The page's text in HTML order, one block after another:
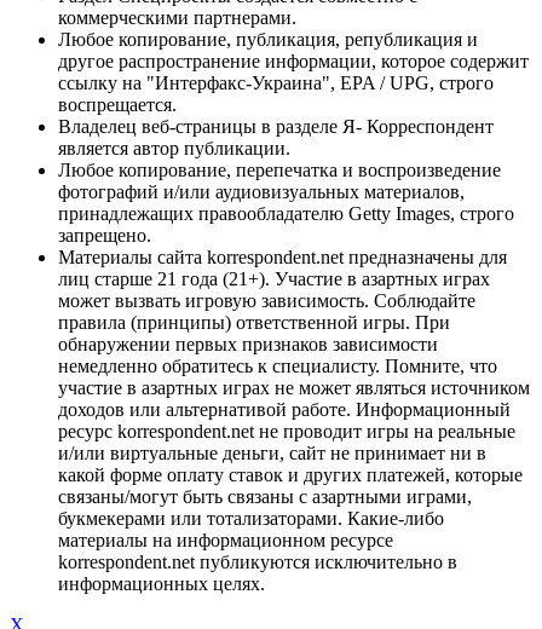
коммерческими партнерами.
Любое копирование, публикация, републикация и
другое распространение информации, которое содержит
ссылку на "Интерфакс-Украина", EPA / UPG, строго
воспрещается.
Владелец веб-страницы в разделе Я- Корреспондент
является автор публикации.
Любое копирование, перепечатка и воспроизведение
фотографий и/или аудиовизуальных материалов,
принадлежащих правообладателю Getty Images, строго
запрещено.
Материалы сайта korrespondent.net предназначены для
лиц старше 21 года (21+). Участие в азартных играх
может вызвать игровую зависимость. Соблюдайте
правила (принципы) ответственной игры. При
обнаружении первых признаков зависимости
немедленно обратитесь к специалисту. Помните, что
участие в азартных играх не может являться источником
доходов или альтернативой работе. Информационный
ресурс korrespondent.net не проводит игры на реальные
и/или виртуальные деньги, сайт не принимает ни в
какой форме оплату ставок и других платежей, которые
связаны/могут быть связаны с азартными играми,
букмекерами или тотализаторами. Какие-либо
материалы на информационном ресурсе
korrespondent.net публикуются исключительно в
информационных целях.
X